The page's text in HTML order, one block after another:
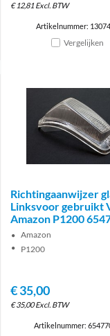
€12,81 Excl. BTW
Artikelnummer:
Vergelijken
Richtingaanwijzer
Linksvoor gebruikt
Amazon P1200
Amazon
P1200
€35,00
€35,00 Excl. BTW
Artikelnummer: